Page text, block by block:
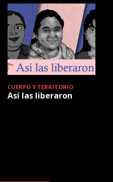
CUERPO Y TERRITORIO
Así las liberaron